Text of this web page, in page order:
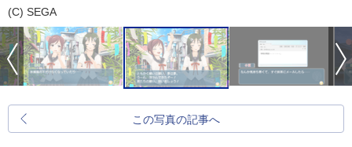
(C) SEGA
この写真の記事へ